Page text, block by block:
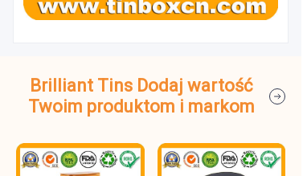
Brilliant Tins Dodaj wartość
Twoim produktom i markom